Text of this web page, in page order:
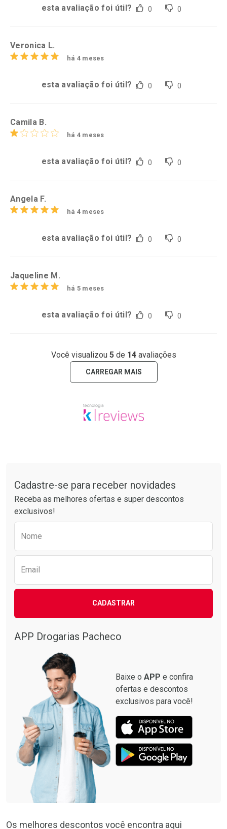
esta avaliação foi útil? 0 0
Veronica L.
há 4 meses
esta avaliação foi útil? 0 0
Camila B.
há 4 meses
esta avaliação foi útil? 0 0
Angela F.
há 4 meses
esta avaliação foi útil? 0 0
Jaqueline M.
há 5 meses
esta avaliação foi útil? 0 0
Você visualizou 5de 14avaliações
CARREGAR MAIS
Cadastre-se para receber novidades
Receba as melhores ofertas e super descontos
exclusivos!
Nome
Email
CADASTRAR
APP Drogarias Pacheco
Baixe o APP e confira
ofertas e descontos
exclusivos para você!
Os melhores descontos você encontra aqui